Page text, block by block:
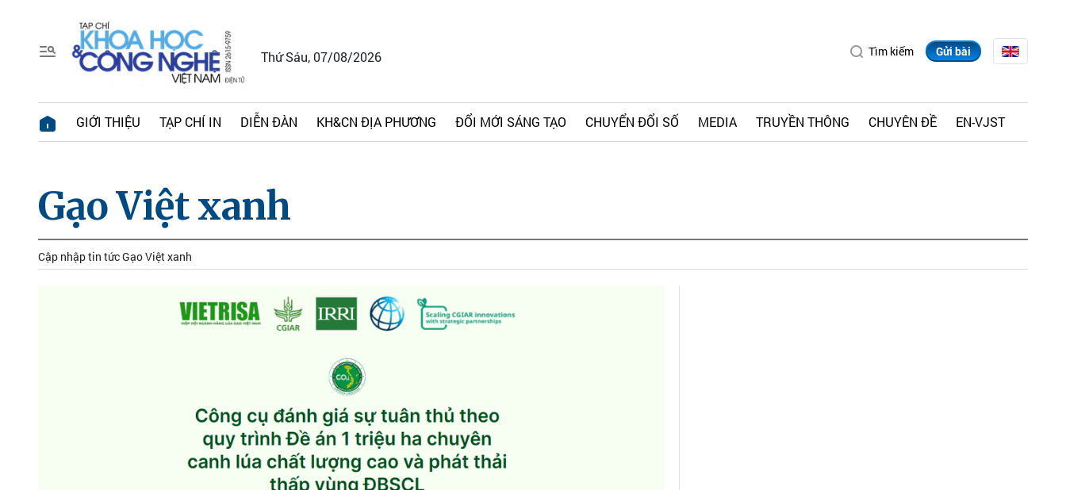
Thứ Sáu, 07/08/2026 Tìm kiếm Gửi bài
GIỚI THIỆU TẠP CHÍ IN DIỄN ĐÀN KH&CN ĐỊA PHƯƠNG ĐỔI MỚI SÁNG TẠO CHUYỂN ĐỔI SỐ MEDIA TRUYỀN THÔNG CHUYÊN ĐỀ EN-VJST
Gạo Việt xanh
Cập nhập tin tức Gạo Việt xanh